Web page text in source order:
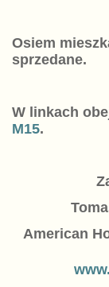
Osiem
sprzedane.
W linkach
M15.
American